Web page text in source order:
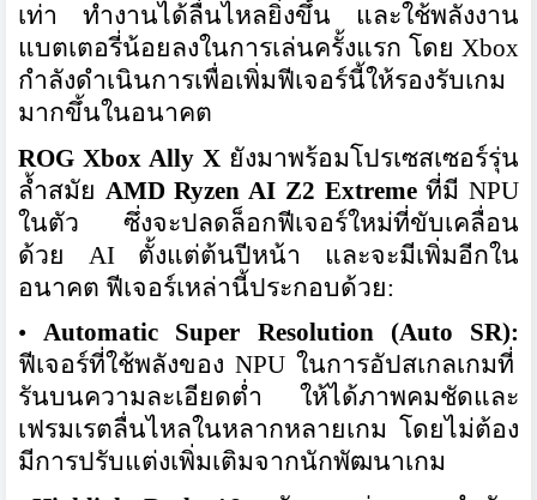
เท่า ทำงานได้ลื่นไหลยิ่งขึ้น และใช้พลังงาน
แบตเตอรี่น้อยลงในการเล่นครั้งแรก โดย Xbox
กำลังดำเนินการเพื่อเพิ่มฟีเจอร์นี้ให้รองรับเกม
มากขึ้นในอนาคต
ROG Xbox Ally X ยังมาพร้อมโปรเซสเซอร์รุ่น
ล้ำสมัย AMD Ryzen AI Z2 Extremeที่มี NPU
ในตัว ซึ่งจะปลดล็อกฟีเจอร์ใหม่ที่ขับเคลื่อน
ด้วย AI ตั้งแต่ต้นปีหน้า และจะมีเพิ่มอีกใน
อนาคต ฟีเจอร์เหล่านี้ประกอบด้วย:
•Automatic Super Resolution (Auto SR):
ฟีเจอร์ที่ใช้พลังของ NPU ในการอัปสเกลเกมที่
รันบนความละเอียดต่ำ ให้ได้ภาพคมชัดและ
เฟรมเรตลื่นไหลในหลากหลายเกม โดยไม่ต้อง
มีการปรับแต่งเพิ่มเติมจากนักพัฒนาเกม